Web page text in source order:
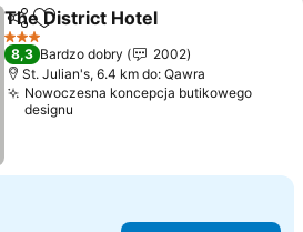
Udostępnij
Dodaj do ulubionych
The District Hotel
3 Kategoria
8,3 Bardzo dobry
2002
St. Julian's, 6.4 km do: Qawra
Nowoczesna koncepcja butikowego
designu